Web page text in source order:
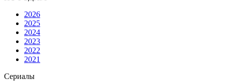
2026
2025
2024
2023
2022
2021
Сериалы